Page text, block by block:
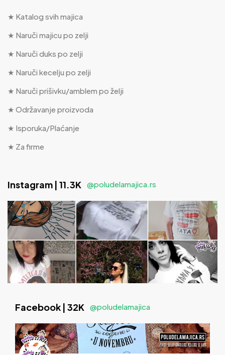
★ Katalog svih majica
★ Naruči majicu po zelji
★ Naruči duks po zelji
★ Naruči kecelju po zelji
★ Naruči prišivku/amblem po želji
★ Održavanje proizvoda
★ Isporuka/Plaćanje
★ Za firme
Instagram | 11.3K @poludelamajica.rs
Facebook | 32K @poludelamajica